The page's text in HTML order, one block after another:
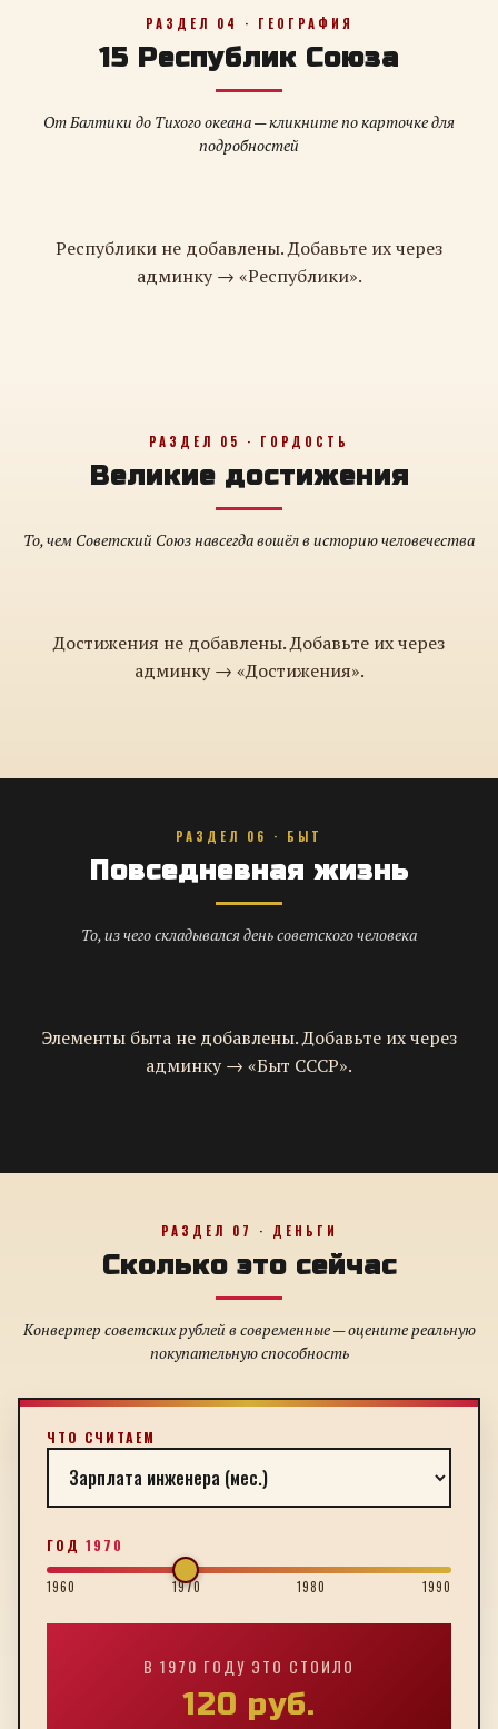
РАЗДЕЛ 04 · ГЕОГРАФИЯ
15 Республик Союза
От Балтики до Тихого океана — кликните по карточке для
подробностей
Республики не добавлены. Добавьте их через
админку → «Республики».
РАЗДЕЛ 05 · ГОРДОСТЬ
Великие достижения
То, чем Советский Союз навсегда вошёл в историю человечества
Достижения не добавлены. Добавьте их через
админку → «Достижения».
РАЗДЕЛ 06 · БЫТ
Повседневная жизнь
То, из чего складывался день советского человека
Элементы быта не добавлены. Добавьте их через
админку → «Быт СССР».
РАЗДЕЛ 07 · ДЕНЬГИ
Сколько это сейчас
Конвертер советских рублей в современные — оцените реальную
покупательную способность
ЧТО СЧИТАЕМ
ГОД 1970
1960 1970 1980 1990
В 1970 ГОДУ ЭТО СТОИЛО
120 руб.